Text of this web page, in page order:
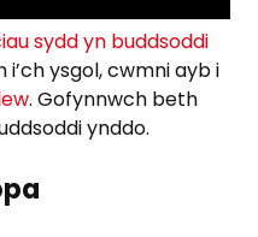
sydd yn buddsoddi
i’ch ysgol, cwmni ayb i
. Gofynnwch beth
ynddo.